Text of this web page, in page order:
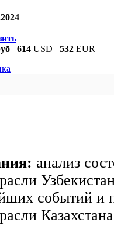
614 USD 532 EUR
анализ
событий и
Казахстана